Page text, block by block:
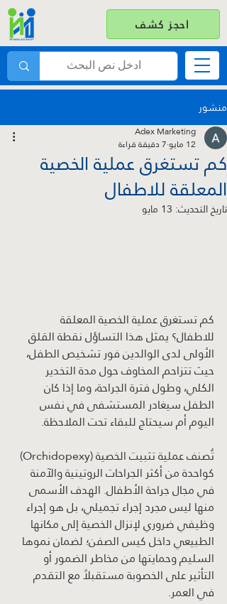
احجز كشف
منشور
كم تستغرق عملية الخصية
المعلقة للاطفال​
Adex Marketing
12 مايو
7 دقيقة قراءة
تاريخ التحديث: 13 مايو
كم تستغرق عملية الخصية المعلقة
للاطفال؟ يمثل هذا التساؤل نقطة القلق
الأولى لدى الوالدين فور تشخيص الطفل،
حيث تتزاحم المخاوف حول مدة التخدير
الكلي، وطول فترة الجراحة، وما إذا كان
الطفل سيغادر المستشفى في نفس
اليوم أم سيحتاج للبقاء تحت الملاحظة.
تُصنف عملية تثبيت الخصية (Orchidopexy)
كواحدة من أكثر الجراحات الروتينية والآمنة
في مجال جراحة الأطفال. الهدف الأسمى
منها ليس مجرد إجراء تجميلي، بل هو إجراء
وظيفي ضروري لإنزال الخصية إلى مكانها
الطبيعي داخل كيس الصفن؛ لضمان نموها
السليم وحمايتها من مخاطر الضمور أو
التأثير على الخصوبة مستقبلاً مع التقدم
في العمر.